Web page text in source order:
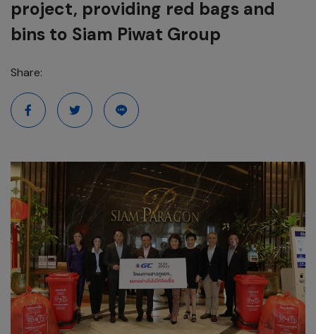
project, providing red bags and
bins to Siam Piwat Group
Share: